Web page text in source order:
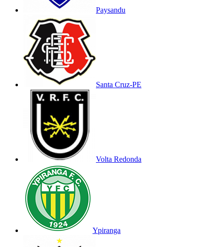
Paysandu
Santa Cruz-PE
Volta Redonda
Ypiranga